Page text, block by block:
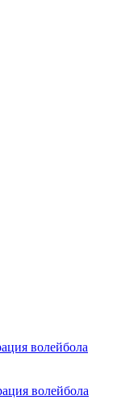
волейбола
волейбола